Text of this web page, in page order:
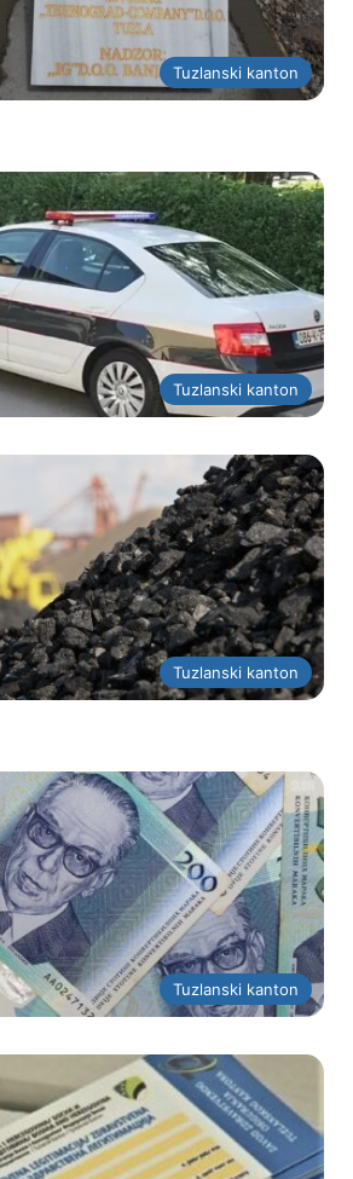
Tuzlanski kanton
Tuzlanski kanton
Tuzlanski kanton
Tuzlanski kanton